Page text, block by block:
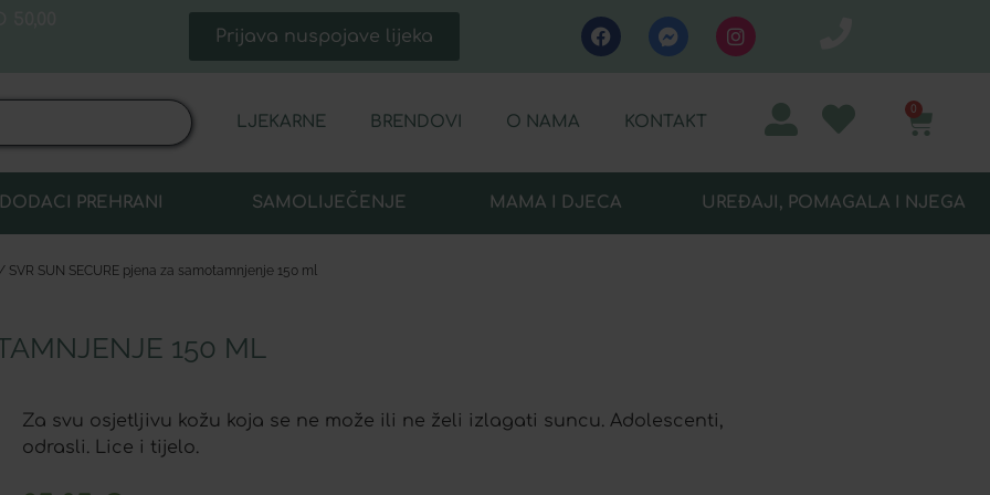
Prijava nuspojave lijeka
LJEKARNE BRENDOVI O NAMA KONTAKT
0
DODACI PREHRANI SAMOLIJEČENJE MAMA I DJECA UREĐAJI, POMAGALA I NJEGA
/ SVR SUN SECURE pjena za samotamnjenje 150 ml
150 ML
Za svu osjetljivu kožu koja se ne može ili ne želi izlagati suncu. Adolescenti,
odrasli. Lice i tijelo.